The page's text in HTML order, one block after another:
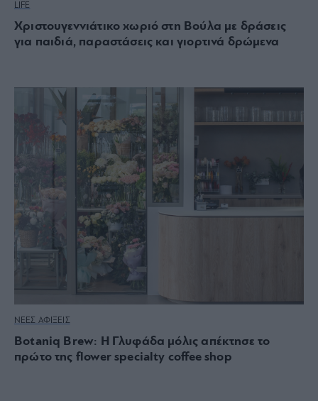
LIFE
Χριστουγεννιάτικο χωριό στη Βούλα με δράσεις
για παιδιά, παραστάσεις και γιορτινά δρώμενα
ΝΕΕΣ ΑΦΙΞΕΙΣ
Botaniq Brew: Η Γλυφάδα μόλις απέκτησε το
πρώτο της flower specialty coffee shop